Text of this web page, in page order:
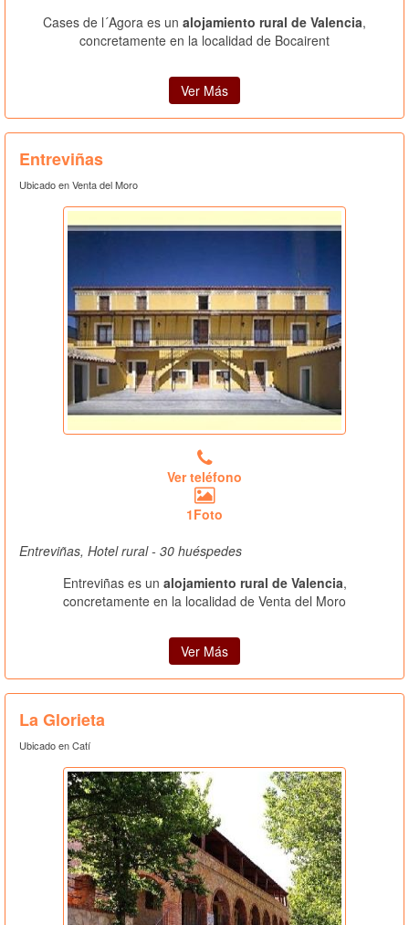
Cases de l´Agora es un alojamiento rural de Valencia,
concretamente en la localidad de Bocairent
Ver Más
Entreviñas
Ubicado en Venta del Moro
Ver teléfono
1Foto
Entreviñas, Hotel rural - 30 huéspedes
Entreviñas es un alojamiento rural de Valencia,
concretamente en la localidad de Venta del Moro
Ver Más
La Glorieta
Ubicado en Catí